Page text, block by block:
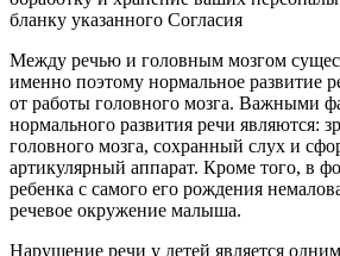
бланку указанного Согласия
Между речью и головным мозгом
именно поэтому нормальное развитие
от работы головного мозга. Важными
нормального развития речи являются:
головного мозга, сохранный слух и
артикулярный аппарат. Кроме того, в
ребенка с самого его рождения
речевое окружение малыша.
Нарушение речи у детей является